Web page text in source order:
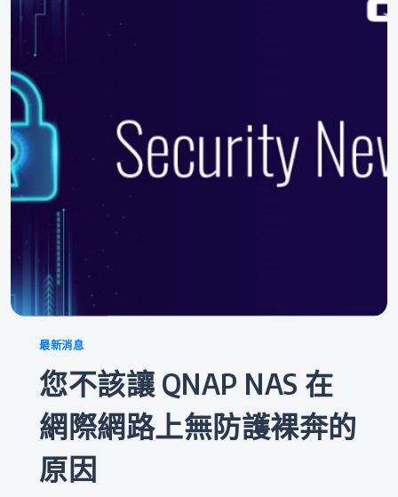
Categories
最新消息
您不該讓 QNAP NAS 在
網際網路上無防護裸奔的
原因